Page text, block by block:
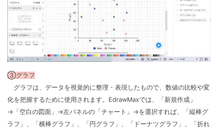
③グラフ
グラフは、データを視覚的に整理・表現したもので、数値の比較や変
化を把握するために使用されます。EdrawMaxでは、「新規作成」
→「空白の図面」→左パネルの「チャート」→を選択すれば、「縦棒グ
ラフ」、「横棒グラフ」、「円グラフ」、「ドーナツグラフ」、「折れ